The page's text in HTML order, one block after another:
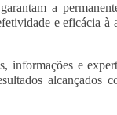
a
e eficácia à
e
alcançados